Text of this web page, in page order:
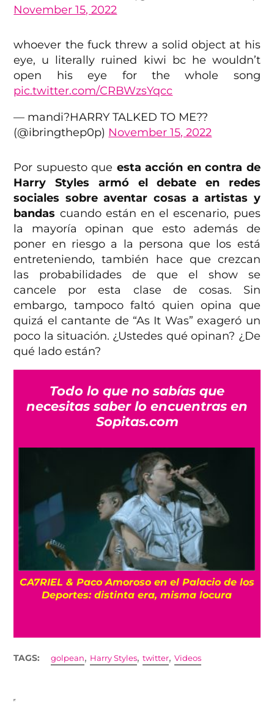
November 15, 2022
whoever the fuck threw a solid object at his
eye, u literally ruined kiwi bc he wouldn’t
open his eye for the whole song
pic.twitter.com/CRBWzsYqcc
— mandi?HARRY TALKED TO ME??
(@ibringthep0p) November 15, 2022
Por supuesto que esta acción en contra de
Harry Styles armó el debate en redes
sociales sobre aventar cosas a artistas y
bandas cuando están en el escenario, pues
la mayoría opinan que esto además de
poner en riesgo a la persona que los está
entreteniendo, también hace que crezcan
las probabilidades de que el show se
cancele por esta clase de cosas. Sin
embargo, tampoco faltó quien opina que
quizá el cantante de “As It Was” exageró un
poco la situación. ¿Ustedes qué opinan? ¿De
qué lado están?
Todo lo que no sabías que
necesitas saber lo encuentras en
Sopitas.com
CA7RIEL & Paco Amoroso en el Palacio de los
Deportes: distinta era, misma locura
TAGS: golpean, Harry Styles,twitter,Videos